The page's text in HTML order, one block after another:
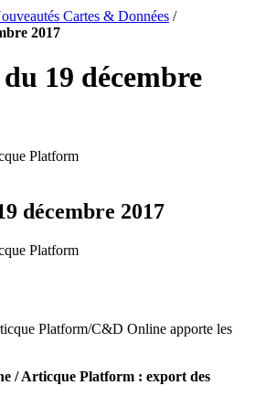
Cartes & Données /
2017
19 décembre
Platform
décembre 2017
Platform
Platform/C&D Online apporte les
/ Articque Platform : export des